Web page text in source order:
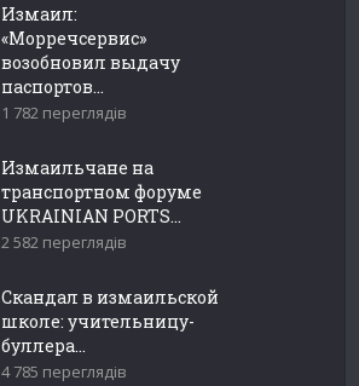
Измаил:
«Морречсервис»
возобновил выдачу
паспортов...
1 782 переглядів
Измаильчане на
транспортном форуме
UKRAINIAN PORTS...
2 582 переглядів
Скандал в измаильской
школе: учительницу-
буллера...
4 785 переглядів